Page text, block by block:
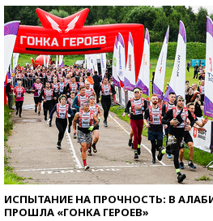
ИСПЫТАНИЕ НА ПРОЧНОСТЬ: В
ПРОШЛА «ГОНКА ГЕРОЕВ»